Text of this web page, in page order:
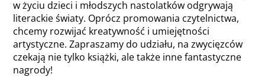
w życiu dzieci i młodszych nastolatków odgrywają
literackie światy. Oprócz promowania czytelnictwa,
chcemy rozwijać kreatywność i umiejętności
artystyczne. Zapraszamy do udziału, na zwycięzców
czekają nie tylko książki, ale także inne fantastyczne
nagrody!